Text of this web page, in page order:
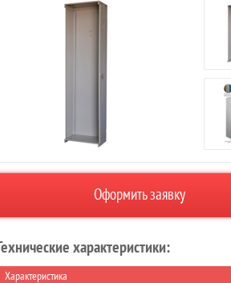
Оформить заявку
характеристики:
Характеристика